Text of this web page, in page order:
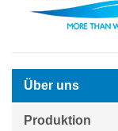
Über uns
Produktion